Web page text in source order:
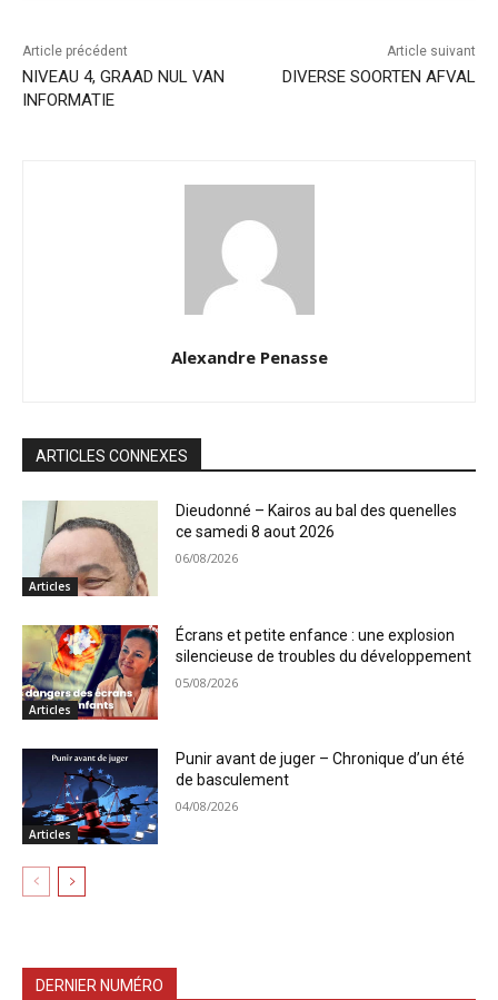
Article précédent
NIVEAU 4, GRAAD NUL VAN
INFORMATIE
Article suivant
DIVERSE SOORTEN AFVAL
Alexandre Penasse
ARTICLES CONNEXES
Articles
Dieudonné – Kairos au bal des quenelles
ce samedi 8 aout 2026
06/08/2026
Articles
Écrans et petite enfance : une explosion
silencieuse de troubles du développement
05/08/2026
Articles
Punir avant de juger – Chronique d’un été
de basculement
04/08/2026
DERNIER NUMÉRO